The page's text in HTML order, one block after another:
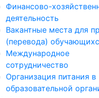
Финансово-
деятельность
Вакантные места для
(перевода)
Международное
сотрудничество
Организация питания в
образовательной